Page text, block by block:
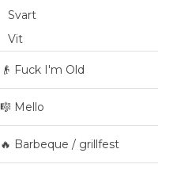
Svart
Vit
👴 Fuck I'm Old
🎼 Mello
🔥 Barbeque / grillfest